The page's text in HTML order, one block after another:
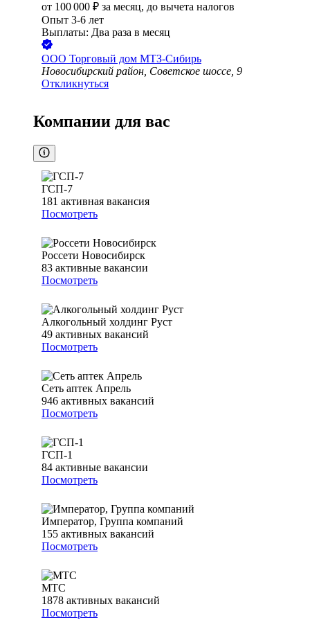
от 100 000 ₽ за месяц, до вычета налогов
Опыт 3-6 лет
Выплаты: Два раза в месяц
ООО Торговый дом МТЗ-Сибирь
Новосибирский район, Советское шоссе, 9
Откликнуться
Компании для вас
ГСП-7
181 активная вакансия
Посмотреть
Россети Новосибирск
83 активные вакансии
Посмотреть
Алкогольный холдинг Руст
49 активных вакансий
Посмотреть
Сеть аптек Апрель
946 активных вакансий
Посмотреть
ГСП-1
84 активные вакансии
Посмотреть
Император, Группа компаний
155 активных вакансий
Посмотреть
МТС
1878 активных вакансий
Посмотреть